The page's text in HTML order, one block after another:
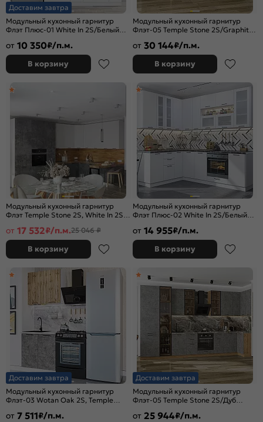
Доставим завтра
Модульный кухонный гарнитур
Флэт Плюс-01 White In 2S/Белый
от 10 350₽/п.м.
В корзину
Модульный кухонный гарнитур
Флэт-05 Temple Stone 2S/Graphite
стекло
от 30 144₽/п.м.
В корзину
Модульный кухонный гарнитур
Флэт Temple Stone 2S, White In 2S/
от 17 532₽/п.м.25 046 ₽
В корзину
Модульный кухонный гарнитур
Флэт Плюс-02 White In 2S/Белый
от 14 955₽/п.м.
В корзину
Доставим завтра
Модульный кухонный гарнитур
Флэт-03 Wotan Oak 2S, Temple
от 7 511₽/п.м.
Доставим завтра
Модульный кухонный гарнитур
Флэт-05 Temple Stone 2S/Дуб
от 25 944₽/п.м.